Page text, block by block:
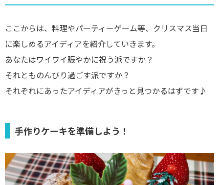
ここからは、料理やパーティーゲーム等、クリスマス当日
に楽しめるアイディアを紹介していきます。
あなたはワイワイ賑やかに祝う派ですか？
それとものんびり過ごす派ですか？
それぞれにあったアイディアがきっと見つかるはずです♪
手作りケーキを準備しよう！